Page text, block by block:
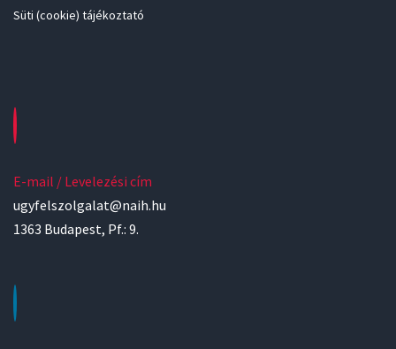
Süti (cookie) tájékoztató
E-mail / Levelezési cím
ugyfelszolgalat@naih.hu
1363 Budapest, Pf.: 9.